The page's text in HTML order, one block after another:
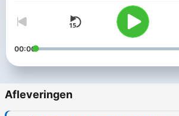
00:00
Afleveringen